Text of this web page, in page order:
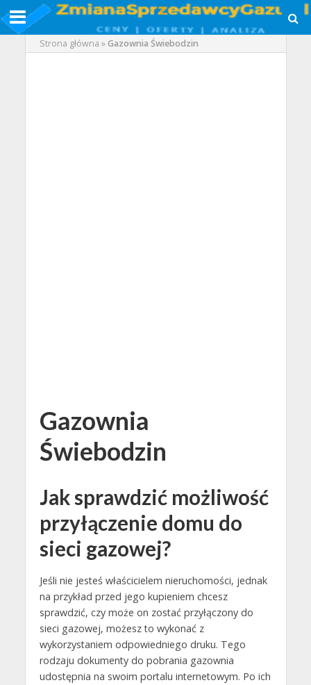
Strona główna »Gazownia Świebodzin
Gazownia
Świebodzin
Jak sprawdzić możliwość
przyłączenie domu do
sieci gazowej?
Jeśli nie jesteś właścicielem nieruchomości, jednak
na przykład przed jego kupieniem chcesz
sprawdzić, czy może on zostać przyłączony do
sieci gazowej, możesz to wykonać z
wykorzystaniem odpowiedniego druku. Tego
rodzaju dokumenty do pobrania gazownia
udostępnia na swoim portalu internetowym. Po ich